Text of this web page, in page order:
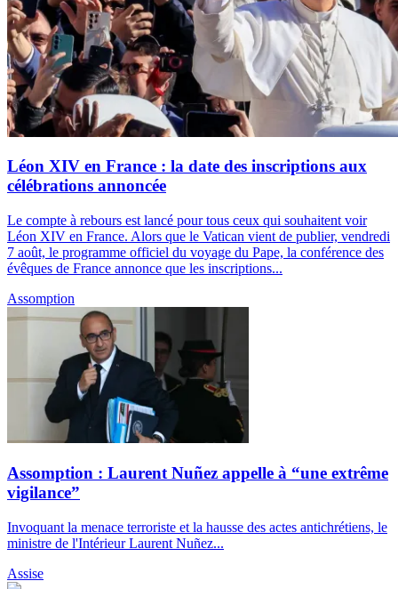
Léon XIV en France : la date des inscriptions aux
célébrations annoncée
Le compte à rebours est lancé pour tous ceux qui souhaitent voir
Léon XIV en France. Alors que le Vatican vient de publier, vendredi
7 août, le programme officiel du voyage du Pape, la conférence des
évêques de France annonce que les inscriptions...
Assomption
Assomption : Laurent Nuñez appelle à “une extrême
vigilance”
Invoquant la menace terroriste et la hausse des actes antichrétiens, le
ministre de l'Intérieur Laurent Nuñez...
Assise